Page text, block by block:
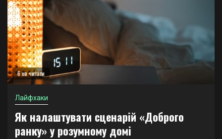
6 хв читати
Лайфхаки
Як налаштувати сценарій «Доброго
ранку» у розумному домі